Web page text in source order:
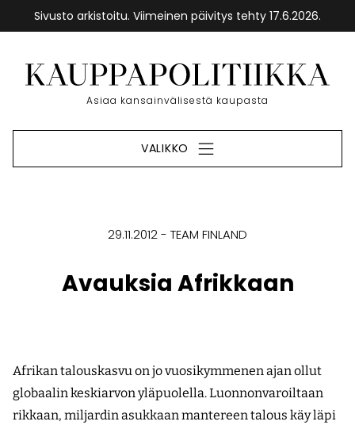
Sivusto arkistoitu. Viimeinen päivitys tehty 17.6.2026.
sisältöön
Etusivu
Asiaa kansainvälisestä kaupasta
VALIKKO
29.11.2012 TEAM FINLAND
Avauksia Afrikkaan
Afrikan talouskasvu on jo vuosikymmenen ajan ollut
globaalin keskiarvon yläpuolella. Luonnonvaroiltaan
rikkaan, miljardin asukkaan mantereen talous käy läpi